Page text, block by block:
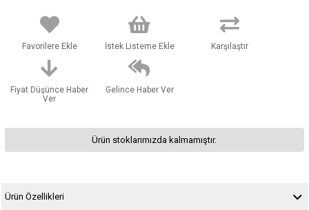
Favorilere Ekle İstek Listeme Ekle Karşılaştır
Fiyat Düşünce Haber
Ver
Gelince Haber Ver
Ürün stoklarımızda kalmamıştır.
Ürün Özellikleri